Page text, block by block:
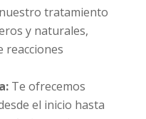
tratamiento
y naturales,
reacciones
Te ofrecemos
el inicio hasta